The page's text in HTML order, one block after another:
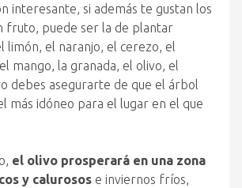
interesante, si además te gustan los
fruto, puede ser la de plantar
limón, el naranjo, el cerezo, el
mango, la granada, el olivo, el
debes asegurarte de que el árbol
más idóneo para el lugar en el que
el olivo prosperará en una zona
y calurosos e inviernos fríos,